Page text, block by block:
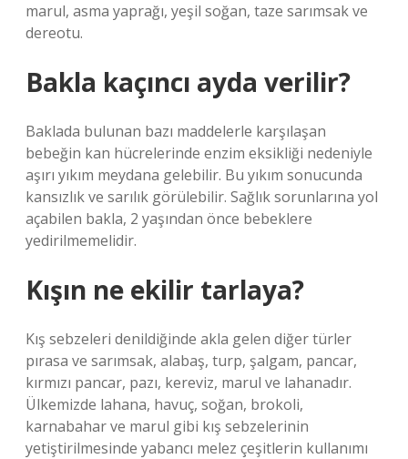
marul, asma yaprağı, yeşil soğan, taze sarımsak ve
dereotu.
Bakla kaçıncı ayda verilir?
Baklada bulunan bazı maddelerle karşılaşan
bebeğin kan hücrelerinde enzim eksikliği nedeniyle
aşırı yıkım meydana gelebilir. Bu yıkım sonucunda
kansızlık ve sarılık görülebilir. Sağlık sorunlarına yol
açabilen bakla, 2 yaşından önce bebeklere
yedirilmemelidir.
Kışın ne ekilir tarlaya?
Kış sebzeleri denildiğinde akla gelen diğer türler
pırasa ve sarımsak, alabaş, turp, şalgam, pancar,
kırmızı pancar, pazı, kereviz, marul ve lahanadır.
Ülkemizde lahana, havuç, soğan, brokoli,
karnabahar ve marul gibi kış sebzelerinin
yetiştirilmesinde yabancı melez çeşitlerin kullanımı